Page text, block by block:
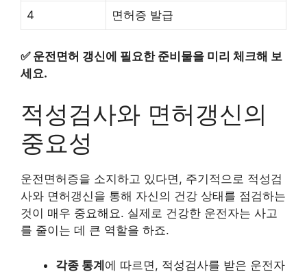
4 면허증 발급
✅ 운전면허 갱신에 필요한 준비물을 미리 체크해 보
세요.
적성검사와 면허갱신의
중요성
운전면허증을 소지하고 있다면, 주기적으로 적성검
사와 면허갱신을 통해 자신의 건강 상태를 점검하는
것이 매우 중요해요. 실제로 건강한 운전자는 사고
를 줄이는 데 큰 역할을 하죠.
각종 통계에 따르면, 적성검사를 받은 운전자